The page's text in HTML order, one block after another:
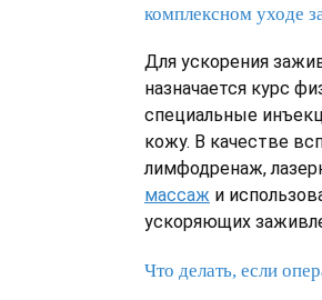
комплексном уходе
Для ускорения
назначается курс
специальные
кожу. В качестве
лимфодренаж,
массаж и
ускоряющих
Что делать, если